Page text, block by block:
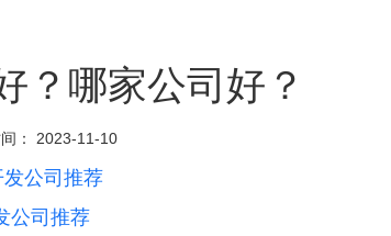
？哪家公司好？
： 2023-11-10
公司推荐
公司推荐